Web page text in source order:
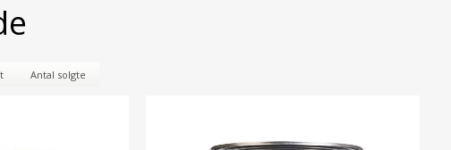
Antal solgte